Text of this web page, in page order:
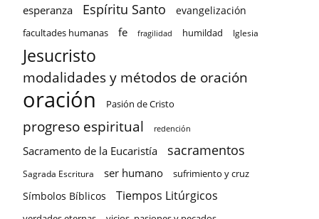
esperanza Espíritu Santo evangelización
facultades humanas fe fragilidad humildad Iglesia
Jesucristo
modalidades y métodos de oración
oración Pasión de Cristo
progreso espiritual redención
Sacramento de la Eucaristía sacramentos
Sagrada Escritura ser humano sufrimiento y cruz
Símbolos Bíblicos Tiempos Litúrgicos